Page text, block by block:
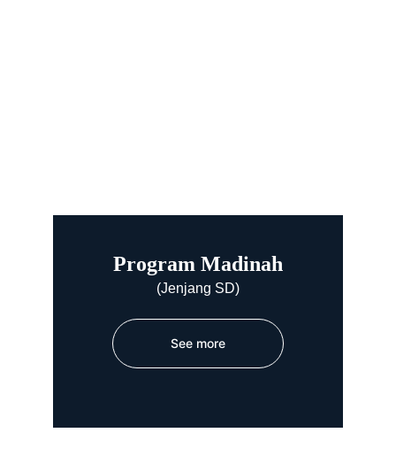
Program Madinah
(Jenjang SD)
See more